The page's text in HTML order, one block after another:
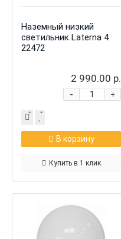
Наземный низкий
светильник Laterna 4
22472
2 990.00 р.
+
-
В корзину
Купить в 1 клик